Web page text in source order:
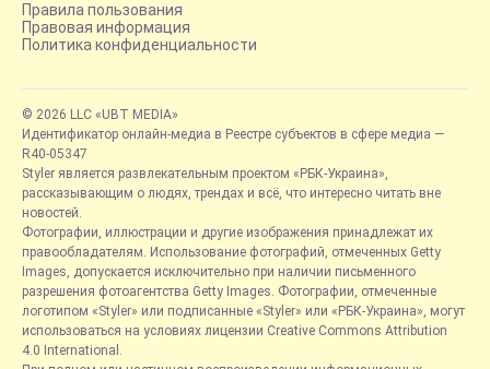
Правила пользования
Правовая информация
Политика конфиденциальности
© 2026 LLC «UBT MEDIA»
Идентификатор онлайн-медиа в Реестре субъектов в сфере медиа —
R40-05347
Styler является развлекательным проектом «РБК-Украина»,
рассказывающим о людях, трендах и всё, что интересно читать вне
новостей.
Фотографии, иллюстрации и другие изображения принадлежат их
правообладателям. Использование фотографий, отмеченных Getty
Images, допускается исключительно при наличии письменного
разрешения фотоагентства Getty Images. Фотографии, отмеченные
логотипом «Styler» или подписанные «Styler» или «РБК-Украина», могут
использоваться на условиях лицензии Creative Commons Attribution
4.0 International.